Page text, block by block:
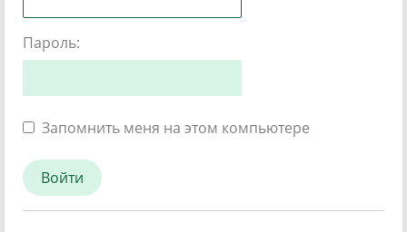
Пароль:
Запомнить меня на этом компьютере